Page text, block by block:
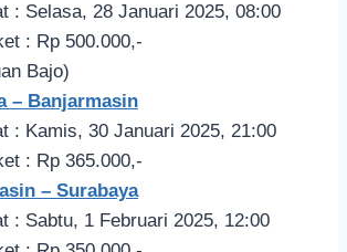
: Selasa, 28 Januari 2025, 08:00
: Rp 500.000,-
Bajo)
– Banjarmasin
: Kamis, 30 Januari 2025, 21:00
: Rp 365.000,-
– Surabaya
: Sabtu, 1 Februari 2025, 12:00